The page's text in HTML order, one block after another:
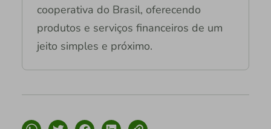
cooperativa do Brasil, oferecendo
produtos e serviços financeiros de um
jeito simples e próximo.